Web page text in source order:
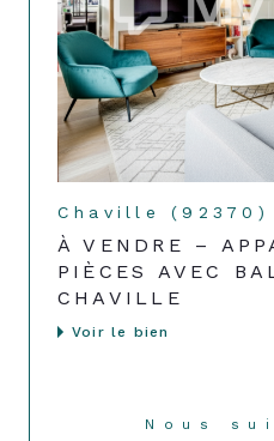
Chaville (92370)
À VENDRE –
PIÈCES AVEC
CHAVILLE
Voir le bien
Nous